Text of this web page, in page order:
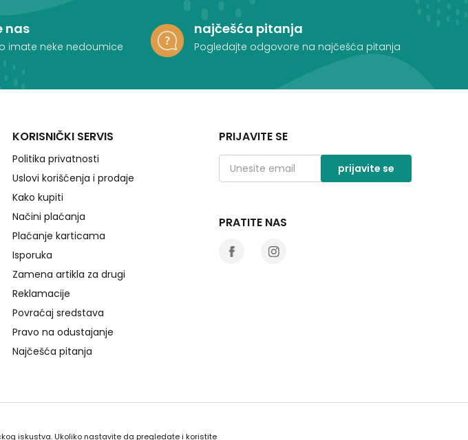
nas
imate neke nedoumice
najčešća pitanja
Pogledajte odgovore na najčešća pitanja
KORISNIČKI SERVIS
Politika privatnosti
Uslovi korišćenja i prodaje
Kako kupiti
Načini plaćanja
Plaćanje karticama
Isporuka
Zamena artikla za drugi
Reklamacije
Povraćaj sredstava
Pravo na odustajanje
Najčešća pitanja
PRIJAVITE SE
prijavite se
PRATITE NAS
iskustva. Ukoliko nastavite da pregledate i koristite